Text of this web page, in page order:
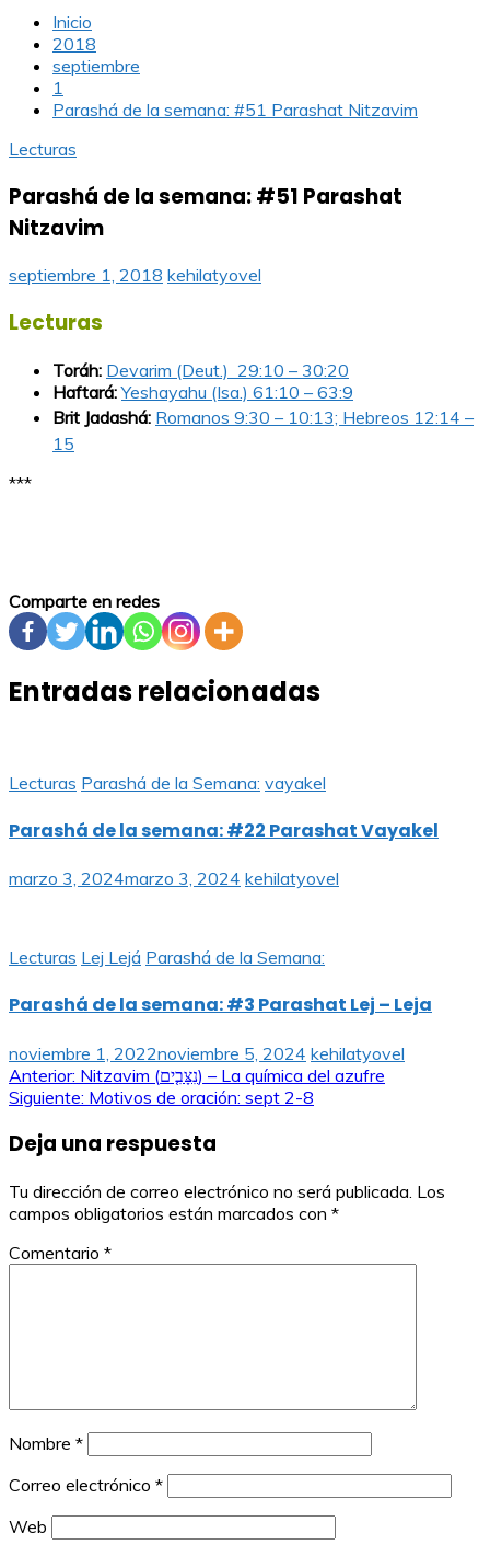
Inicio
2018
septiembre
1
Parashá de la semana: #51 Parashat Nitzavim
Lecturas
Parashá de la semana: #51 Parashat
Nitzavim
septiembre 1, 2018 kehilatyovel
Lecturas
Toráh: Devarim (Deut.) 29:10 – 30:20
Haftará:Yeshayahu (Isa.) 61:10 – 63:9
Brit Jadashá: Romanos 9:30 – 10:13; Hebreos 12:14 –
15
***
Comparte en redes
Entradas relacionadas
Lecturas Parashá de la Semana: vayakel
Parashá de la semana: #22 Parashat Vayakel
marzo 3, 2024marzo 3, 2024 kehilatyovel
Lecturas Lej Lejá Parashá de la Semana:
Parashá de la semana: #3 Parashat Lej – Leja
noviembre 1, 2022noviembre 5, 2024 kehilatyovel
Navegación
entradas
Anterior:
Nitzavim (נִצָּבִ֤ים) – La química del azufre
Siguiente: Motivos de oración: sept 2-8
Deja una respuesta
Tu dirección de correo electrónico no será publicada. Los
campos obligatorios están marcados con *
Comentario *
Nombre *
Correo electrónico *
Web